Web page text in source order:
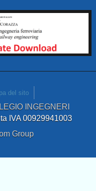
del sito
INGEGNERI
IVA 00929941003
Group